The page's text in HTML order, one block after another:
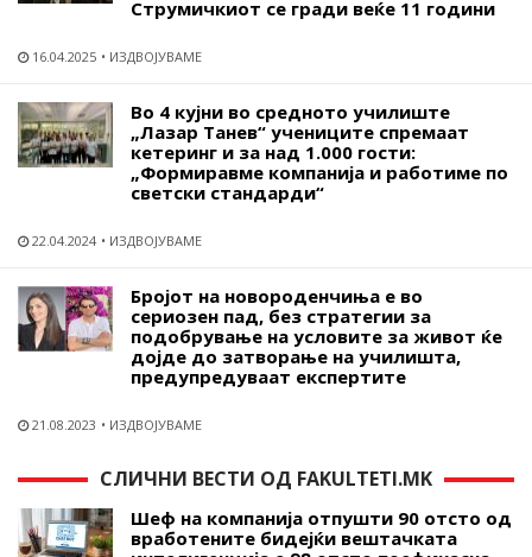
Струмичкиот се гради веќе 11 години
16.04.2025 ИЗДВОЈУВАМЕ
Во 4 кујни во средното училиште
„Лазар Танев“ учениците спремаат
кетеринг и за над 1.000 гости:
„Формиравме компанија и работиме по
светски стандарди“
22.04.2024 ИЗДВОЈУВАМЕ
Бројот на новороденчиња е во
сериозен пад, без стратегии за
подобрување на условите за живот ќе
дојде до затворање на училишта,
предупредуваат експертите
21.08.2023 ИЗДВОЈУВАМЕ
СЛИЧНИ ВЕСТИ ОД FAKULTETI.MK
Шеф на компанија отпушти 90 отсто од
вработените бидејќи вештачката